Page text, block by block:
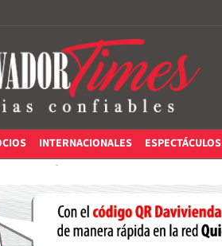
INTERNACIONALES ESPECTÁCULOS